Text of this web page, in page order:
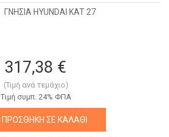
ΓΝΗΣΙΑ HYUNDAI KAT 27
317,38 €
(Τιμή ανά τεμάχιο)
Tιμή συμπ. 24% ΦΠΑ
ΠΡΟΣΘΉΚΗ ΣΕ ΚΑΛΆΘΙ